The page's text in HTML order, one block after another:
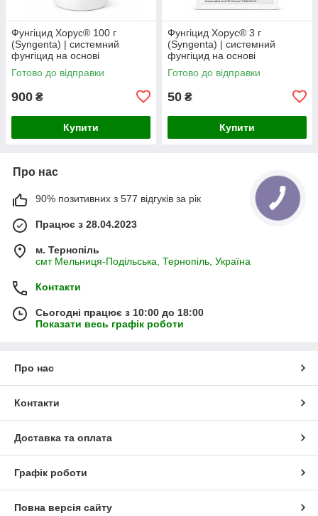
Фунгіцид Хорус® 100 г
(Syngenta) | системний
фунгіцид на основі
ципродинілу 750 г/кг
Готово до відправки
900 ₴
Купити
Фунгіцид Хорус® 3 г
(Syngenta) | системний
фунгіцид на основі
ципродинілу 750 г/кг
Готово до відправки
50 ₴
Купити
Про нас
90% позитивних з 577 відгуків за рік
Працює з 28.04.2023
м. Тернопіль
смт Мельниця-Подільська, Тернопіль, Україна
Контакти
Сьогодні працює з 10:00 до 18:00
Показати весь графік роботи
Про нас
Контакти
Доставка та оплата
Графік роботи
Повна версія сайту